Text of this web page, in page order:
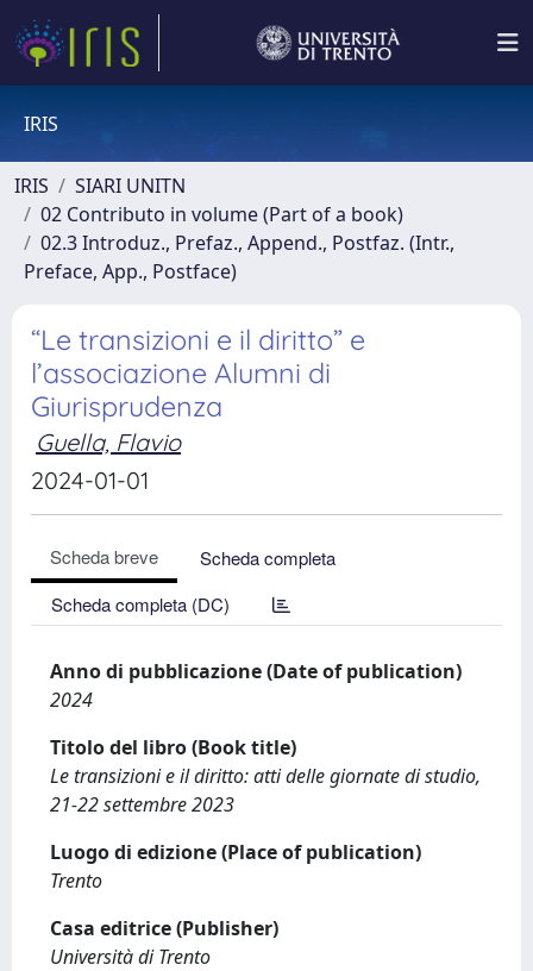
IRIS
IRIS
SIARI UNITN
02 Contributo in volume (Part of a book)
02.3 Introduz., Prefaz., Append., Postfaz. (Intr.,
Preface, App., Postface)
“Le transizioni e il diritto” e
l’associazione Alumni di
Giurisprudenza
Guella, Flavio
2024-01-01
Scheda breve
Scheda completa
Scheda completa (DC)
Anno di pubblicazione (Date of publication)
2024
Titolo del libro (Book title)
Le transizioni e il diritto: atti delle giornate di studio,
21-22 settembre 2023
Luogo di edizione (Place of publication)
Trento
Casa editrice (Publisher)
Università di Trento